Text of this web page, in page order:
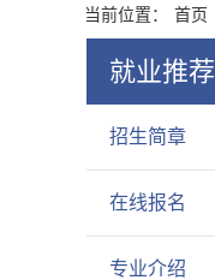
当前位置： 首页
就业推荐
招生简章
在线报名
专业介绍